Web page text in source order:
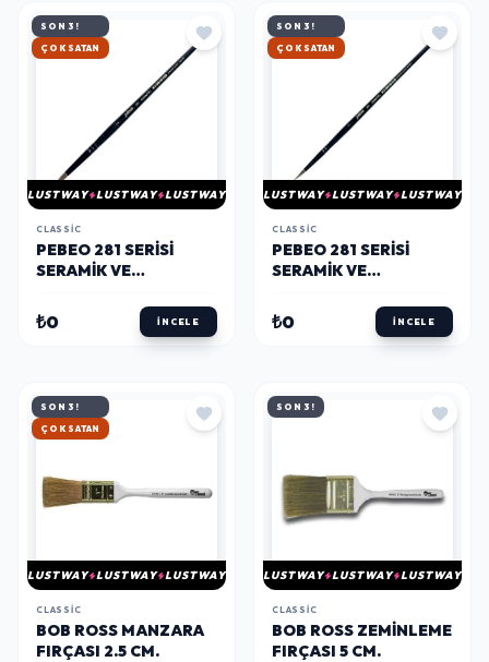
SON 3!
HIZLI KARGO
LUSTWAY LUSTWAY LUSTWAY
CLASSIC
PEBEO 281 SERISI
SERAMIK VE
NO:2
₺0 İNCELE
SON 3!
HIZLI KARGO
LUSTWAY LUSTWAY LUSTWAY
CLASSIC
PEBEO 281 SERISI
SERAMIK VE
NO:1
₺0 İNCELE
SON 3!
HIZLI KARGO
LUSTWAY LUSTWAY LUSTWAY
CLASSIC
BOB ROSS MANZARA
FIRÇASI 2.5 CM.
SON 3!
LUSTWAY LUSTWAY LUSTWAY
CLASSIC
BOB ROSS ZEMINLEME
FIRÇASI 5 CM.